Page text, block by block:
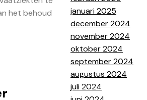
het behoud
januari 2025
december 2024
november 2024
oktober 2024
september 2024
augustus 2024
juli 2024